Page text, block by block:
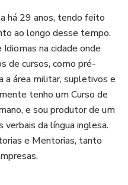
há 29 anos, tendo feito
ao longo desse tempo.
na cidade onde
de cursos, como pré-
a área militar, supletivos e
tenho um Curso de
e sou produtor de um
da língua inglesa.
e Mentorias, tanto